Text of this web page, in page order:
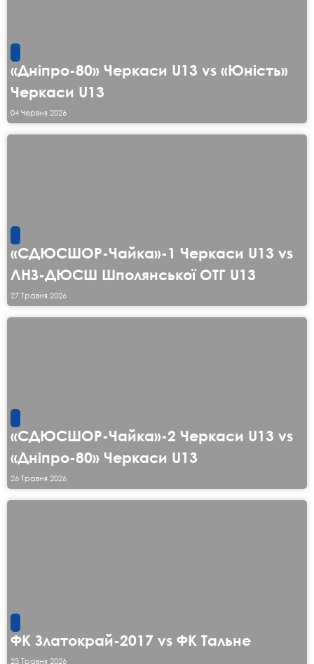
«Дніпро-80» Черкаси U13 vs «Юність»
Черкаси U13
04 Червня 2026
«СДЮСШОР-Чайка»-1 Черкаси U13 vs
ЛНЗ-ДЮСШ Шполянської ОТГ U13
27 Травня 2026
«СДЮСШОР-Чайка»-2 Черкаси U13 vs
«Дніпро-80» Черкаси U13
26 Травня 2026
ФК Златокрай-2017 vs ФК Тальне
23 Травня 2026